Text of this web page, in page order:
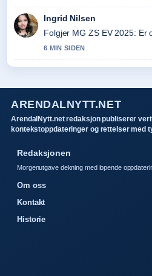
Ingrid Nilsen
Folgjer MG ZS EV 2025: Er
6 MIN SIDEN
ARENDALNYTT.NET
ArendalNytt.net redaksjon publiserer
kontekstoppdateringer og rettelser med
Redaksjonen
Morgenutgave dekning med lopende
Om oss
Kontakt
Historie